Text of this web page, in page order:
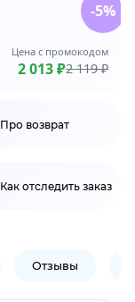
Цена с промокодом
2 013 ₽2 119 ₽
-5%
Про возврат
Как отследить заказ
Отзывы